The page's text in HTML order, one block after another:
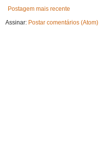
Postagem mais recente
Assinar: Postar comentários (Atom)